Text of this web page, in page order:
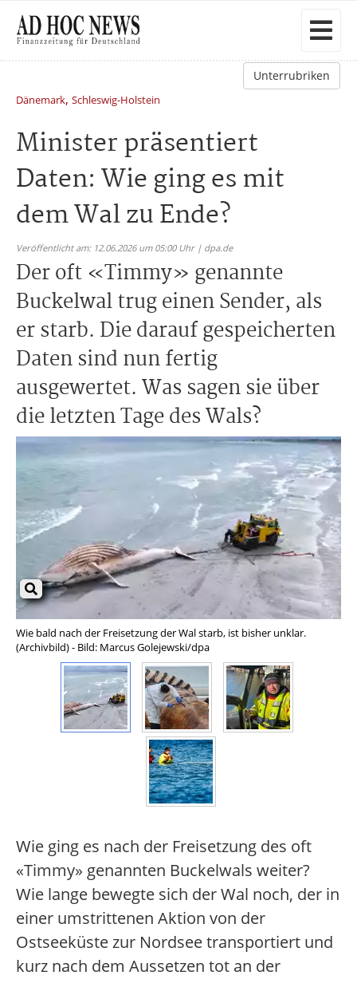
Unterrubriken
Dänemark, Schleswig-Holstein
Minister präsentiert
Daten: Wie ging es mit
dem Wal zu Ende?
Veröffentlicht am: 12.06.2026 um 05:00 Uhr | dpa.de
Der oft «Timmy» genannte
Buckelwal trug einen Sender, als
er starb. Die darauf gespeicherten
Daten sind nun fertig
ausgewertet. Was sagen sie über
die letzten Tage des Wals?
Wie bald nach der Freisetzung der Wal starb, ist bisher unklar.
(Archivbild) - Bild: Marcus Golejewski/dpa
Wie ging es nach der Freisetzung des oft
«Timmy» genannten Buckelwals weiter?
Wie lange bewegte sich der Wal noch, der in
einer umstrittenen Aktion von der
Ostseeküste zur Nordsee transportiert und
kurz nach dem Aussetzen tot an der